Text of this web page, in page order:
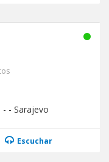
- - Sarajevo
Escuchar